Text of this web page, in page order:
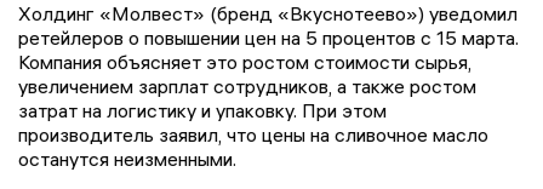
Холдинг «Молвест» (бренд «Вкуснотеево») уведомил
ретейлеров о повышении цен на 5 процентов с 15 марта.
Компания объясняет это ростом стоимости сырья,
увеличением зарплат сотрудников, а также ростом
затрат на логистику и упаковку. При этом
производитель заявил, что цены на сливочное масло
останутся неизменными.